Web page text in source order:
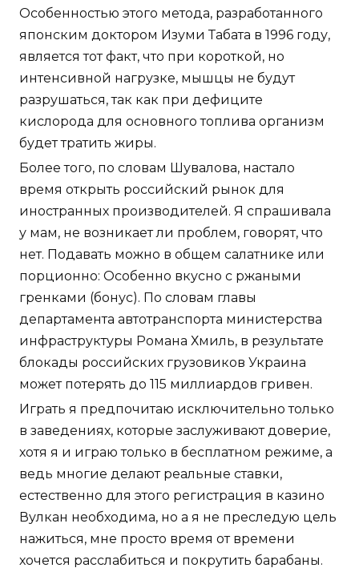
Особенностью этого метода, разработанного
японским доктором Изуми Табата в 1996 году,
является тот факт, что при короткой, но
интенсивной нагрузке, мышцы не будут
разрушаться, так как при дефиците
кислорода для основного топлива организм
будет тратить жиры.
Более того, по словам Шувалова, настало
время открыть российский рынок для
иностранных производителей. Я спрашивала
у мам, не возникает ли проблем, говорят, что
нет. Подавать можно в общем салатнике или
порционно: Особенно вкусно с ржаными
гренками (бонус). По словам главы
департамента автотранспорта министерства
инфраструктуры Романа Хмиль, в результате
блокады российских грузовиков Украина
может потерять до 115 миллиардов гривен.
Играть я предпочитаю исключительно только
в заведениях, которые заслуживают доверие,
хотя я и играю только в бесплатном режиме, а
ведь многие делают реальные ставки,
естественно для этого регистрация в казино
Вулкан необходима, но а я не преследую цель
нажиться, мне просто время от времени
хочется расслабиться и покрутить барабаны.